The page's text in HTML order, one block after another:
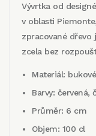
Vývrtka od
v oblasti
zpracované dřevo
zcela bez
Materiál:
Barvy: červená,
Průměr: 6 cm
Objem: 100 cl